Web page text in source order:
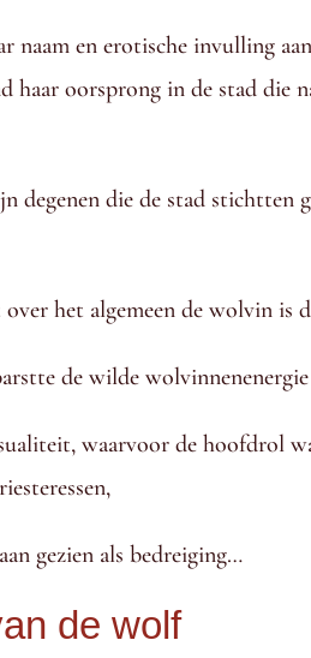
naam en erotische invulling
haar oorsprong in de stad die
degenen die de stad stichtten
het algemeen de wolvin is
de wilde
waarvoor de hoofdrol
gezien als bedreiging…
de wolf